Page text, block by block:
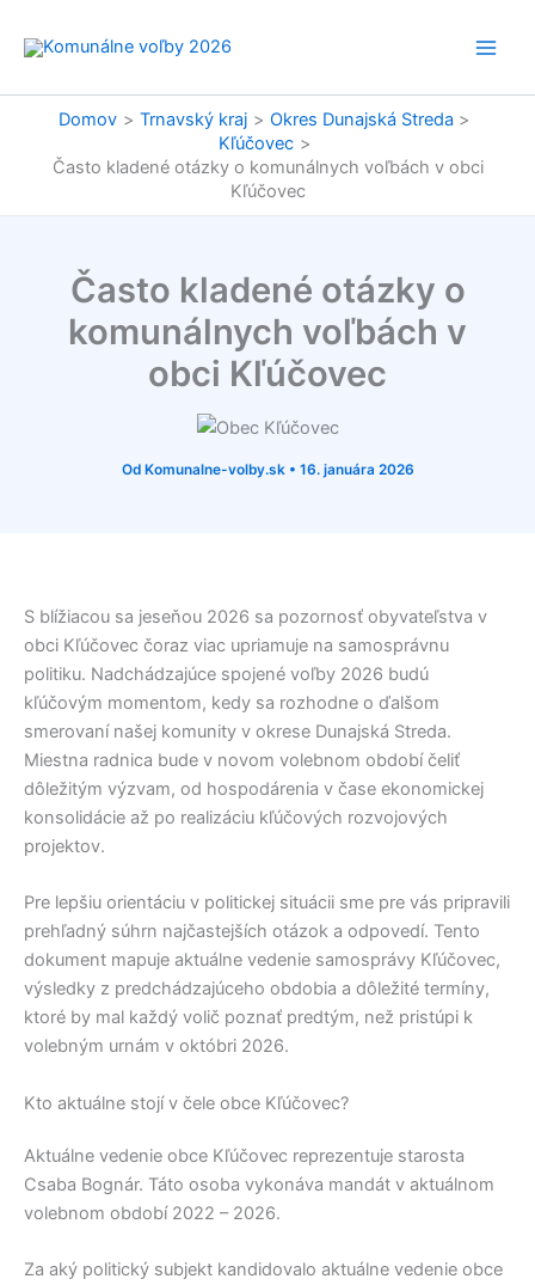
Domov Trnavský kraj
Okres Dunajská Streda
Kľúčovec
Často kladené otázky o komunálnych voľbách v obci
Kľúčovec
Často kladené otázky o
komunálnych voľbách v
obci Kľúčovec
Od Komunalne-volby.sk • 16. januára 2026
S blížiacou sa jeseňou 2026 sa pozornosť obyvateľstva v
obci Kľúčovec čoraz viac upriamuje na samosprávnu
politiku. Nadchádzajúce spojené voľby 2026 budú
kľúčovým momentom, kedy sa rozhodne o ďalšom
smerovaní našej komunity v okrese Dunajská Streda.
Miestna radnica bude v novom volebnom období čeliť
dôležitým výzvam, od hospodárenia v čase ekonomickej
konsolidácie až po realizáciu kľúčových rozvojových
projektov.
Pre lepšiu orientáciu v politickej situácii sme pre vás pripravili
prehľadný súhrn najčastejších otázok a odpovedí. Tento
dokument mapuje aktuálne vedenie samosprávy Kľúčovec,
výsledky z predchádzajúceho obdobia a dôležité termíny,
ktoré by mal každý volič poznať predtým, než pristúpi k
volebným urnám v októbri 2026.
Kto aktuálne stojí v čele obce Kľúčovec?
Aktuálne vedenie obce Kľúčovec reprezentuje starosta
Csaba Bognár. Táto osoba vykonáva mandát v aktuálnom
volebnom období 2022 – 2026.
Za aký politický subjekt kandidovalo aktuálne vedenie obce